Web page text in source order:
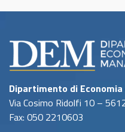
Dipartimento di
Via Cosimo Ridolfi 10 –
Fax: 050 2210603